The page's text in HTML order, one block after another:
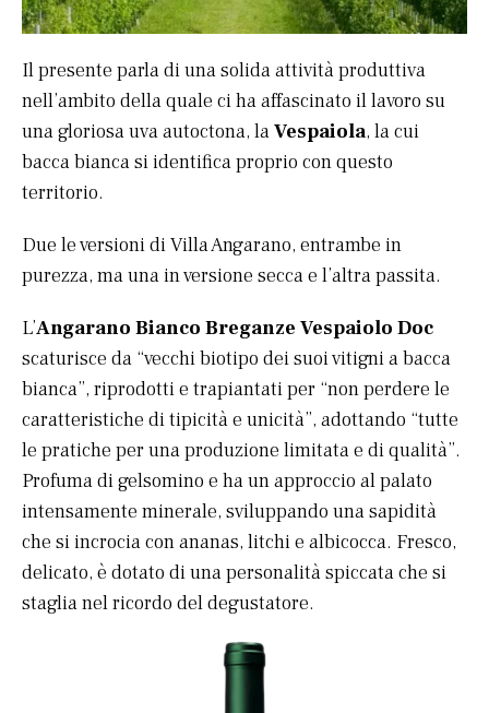
Il presente parla di una solida attività produttiva
nell’ambito della quale ci ha affascinato il lavoro su
una gloriosa uva autoctona, laVespaiola, la cui
bacca bianca si identifica proprio con questo
territorio.
Due le versioni di Villa Angarano, entrambe in
purezza, ma una in versione secca e l’altra passita.
L’Angarano Bianco Breganze Vespaiolo Doc
scaturisce da “vecchi biotipo dei suoi vitigni a bacca
bianca”, riprodotti e trapiantati per “non perdere le
caratteristiche di tipicità e unicità”, adottando “tutte
le pratiche per una produzione limitata e di qualità”.
Profuma di gelsomino e ha un approccio al palato
intensamente minerale, sviluppando una sapidità
che si incrocia con ananas, litchi e albicocca. Fresco,
delicato, è dotato di una personalità spiccata che si
staglia nel ricordo del degustatore.